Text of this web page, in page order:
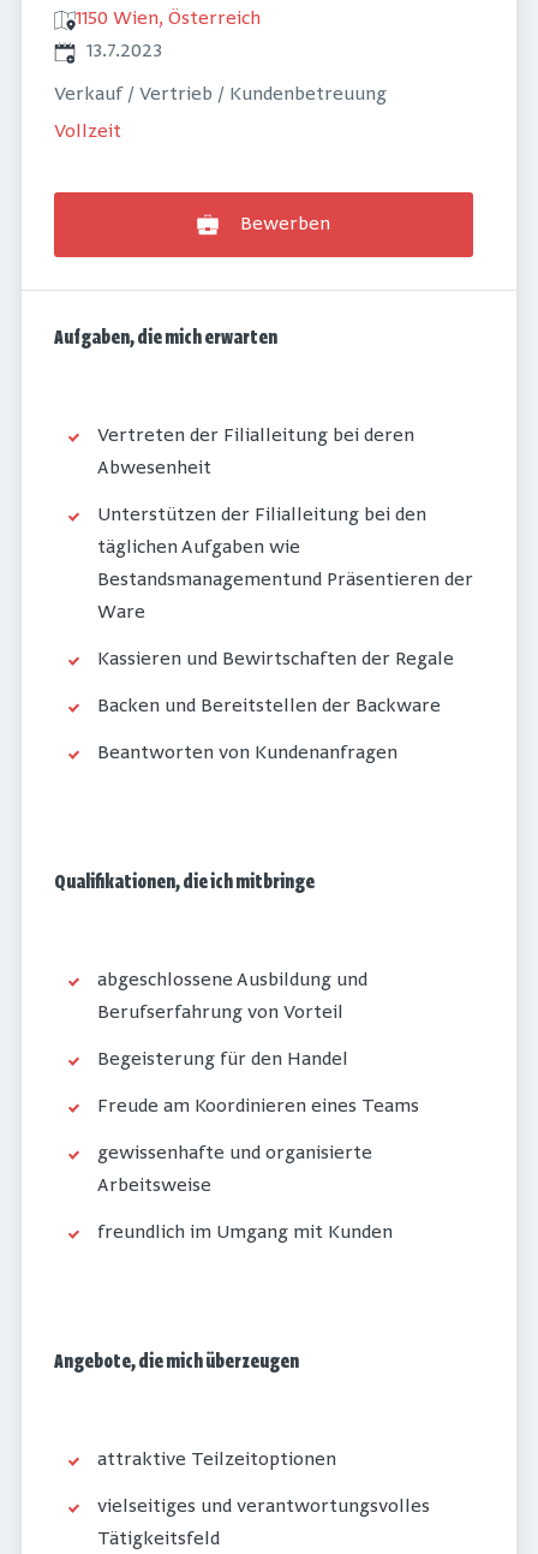
1150 Wien, Österreich
Veröffentlicht
13.7.2023
Verkauf / Vertrieb / Kundenbetreuung
Vollzeit
Bewerben
Aufgaben, die mich erwarten
Vertreten der Filialleitung bei deren
Abwesenheit
Unterstützen der Filialleitung bei den
täglichen Aufgaben wie
Bestandsmanagementund Präsentieren der
Ware
Kassieren und Bewirtschaften der Regale
Backen und Bereitstellen der Backware
Beantworten von Kundenanfragen
Qualifikationen, die ich mitbringe
abgeschlossene Ausbildung und
Berufserfahrung von Vorteil
Begeisterung für den Handel
Freude am Koordinieren eines Teams
gewissenhafte und organisierte
Arbeitsweise
freundlich im Umgang mit Kunden
Angebote, die mich überzeugen
attraktive Teilzeitoptionen
vielseitiges und verantwortungsvolles
Tätigkeitsfeld